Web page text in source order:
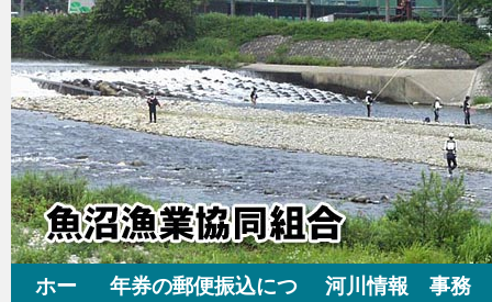
ホー
年券の郵便振込につ
河川情報 事務